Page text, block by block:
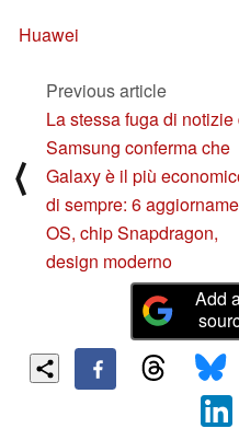
Huawei
⟨
Previous article
La stessa fuga di notizie
Samsung conferma che
Galaxy è il più
di sempre: 6
OS, chip Snapdragon,
design moderno
Add